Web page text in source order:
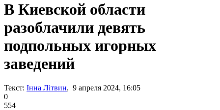
В Киевской области
разоблачили девять
подпольных игорных
заведений
Текст: Інна Літвин, 9 апреля 2024, 16:05
0
554